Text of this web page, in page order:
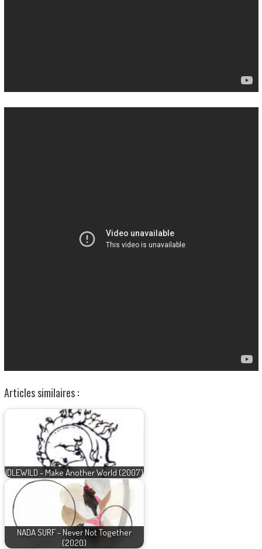
Articles similaires :
IDLEWILD - Make Another World (2007)
NADA SURF - Never Not Together
(2020)